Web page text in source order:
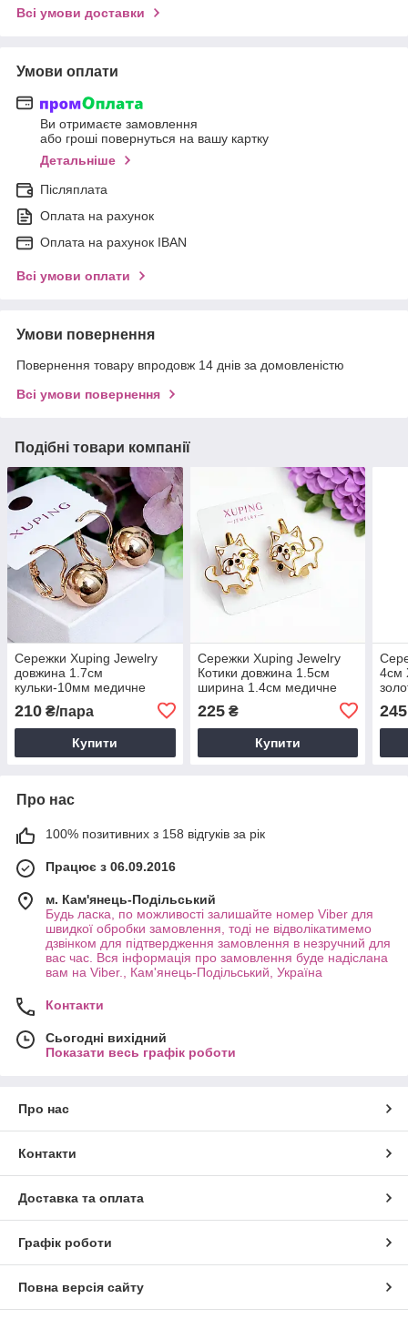
Всі умови доставки
Умови оплати
Ви отримаєте замовлення
або гроші повернуться на вашу картку
Детальніше
Післяплата
Оплата на рахунок
Оплата на рахунок IBAN
Всі умови оплати
Умови повернення
Повернення товару впродовж 14 днів за домовленістю
Всі умови повернення
Подібні товари компанії
Сережки Xuping Jewelry
довжина 1.7см
кульки-10мм медичне
золото позолота 18К с994
210 ₴/пара
Купити
Сережки Xuping Jewelry
Котики довжина 1.5см
ширина 1.4см медичне
с1678
225₴
Купити
4см
245
Про нас
100% позитивних з 158 відгуків за рік
Працює з 06.09.2016
м. Кам'янець-Подільський
Будь ласка, по можливості залишайте номер Viber для
швидкої обробки замовлення, тоді не відволікатимемо
дзвінком для підтвердження замовлення в незручний для
вас час. Вся інформація про замовлення буде надіслана
вам на Viber., Кам'янець-Подільський, Україна
Контакти
Сьогодні вихідний
Показати весь графік роботи
Про нас
Контакти
Доставка та оплата
Графік роботи
Повна версія сайту